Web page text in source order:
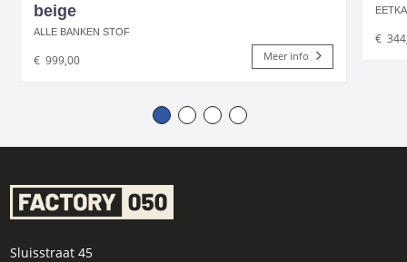
beige
ALLE BANKEN STOF
€ 999,00 Meer info
€
Sluisstraat 45